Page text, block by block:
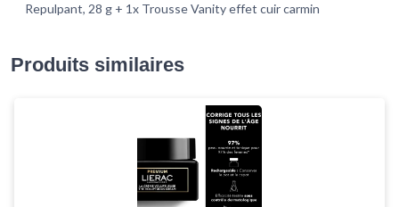
Repulpant, 28 g + 1x Trousse Vanity effet cuir carmin
Produits similaires